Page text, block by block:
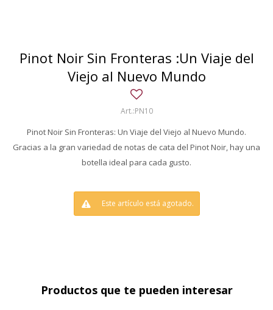
Pinot Noir Sin Fronteras :Un Viaje del
Viejo al Nuevo Mundo
PN10
Pinot Noir Sin Fronteras: Un Viaje del Viejo al Nuevo Mundo.
Gracias a la gran variedad de notas de cata del Pinot Noir, hay una
botella ideal para cada gusto.
Este artículo está agotado.
Productos que te pueden interesar